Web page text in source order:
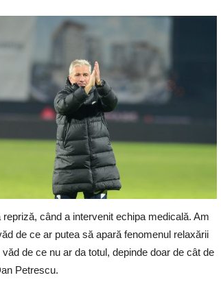
când a intervenit echipa medicală. Am
de ce ar putea să apară fenomenul relaxării
de ce nu ar da totul, depinde doar de cât de
Petrescu.